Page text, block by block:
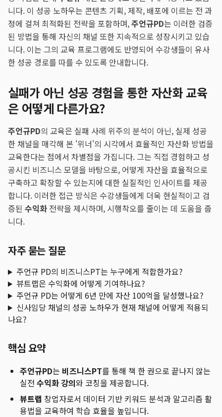
니다. 이 성공 노하우는 콘텐츠 기획, 제작, 배포에 이르는 전 과
정에 걸쳐 최적화된 전략을 포함하며,주언규PD는 이러한 검증
된 방법을 통해 자신의 채널 또한 지속적으로 성장시키고 있습
니다. 이는 그의 교육 프로그램에도 반영되어 수강생들이 유사
한 성공 경로를 따를 수 있도록 안내합니다.
실패가 아닌 성공 경험을 통한 자산화 교육
은 어떻게 다른가요?
주언규PD의 교육은 실패 사례 위주의 분석이 아닌, 실제 성공
한 채널을 매각해 본 '위너'의 시각에서 효율적인 자산화 방법을
교육한다는 점에서 차별점을 가집니다. 그는 직접 경험하고 성
공시킨 비즈니스 모델을 바탕으로, 어떻게 자산을 효율적으로
구축하고 확장할 수 있는지에 대한 실질적인 인사이트를 제공
합니다. 이러한 접근 방식은 수강생들에게 더욱 현실적이고 검
증된 수익화 전략을 제시하며, 시행착오를 줄이는 데 도움을 줍
니다.
자주 묻는 질문
주언규 PD의 비즈니스PT는 누구에게 적합한가요?
뷰트랩은 수익화에 어떻게 기여하나요?
주언규 PD는 어떻게 6년 만에 자산 100억을 달성했나요?
신사임당 채널의 성공 노하우가 현재 채널에 어떻게 적용되
나요?
핵심 요약
주언규PD는 비즈니스PT를 통해 책 한 권으로 끝나지 않는
실전 수익화 강의와 코칭을 제공합니다.
뷰트랩 창업자로서 데이터 기반 키워드 분석과 알고리즘 활
용법을 교육하여 학습 효율을 높입니다.